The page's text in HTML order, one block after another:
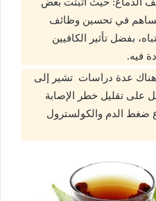
يساهم في تحسين وظائف
بفضل تأثير الكافيين
فيه.
عدة دراسات تشير إلى
على تقليل خطر الإصابة
ضغط الدم والكولسترول